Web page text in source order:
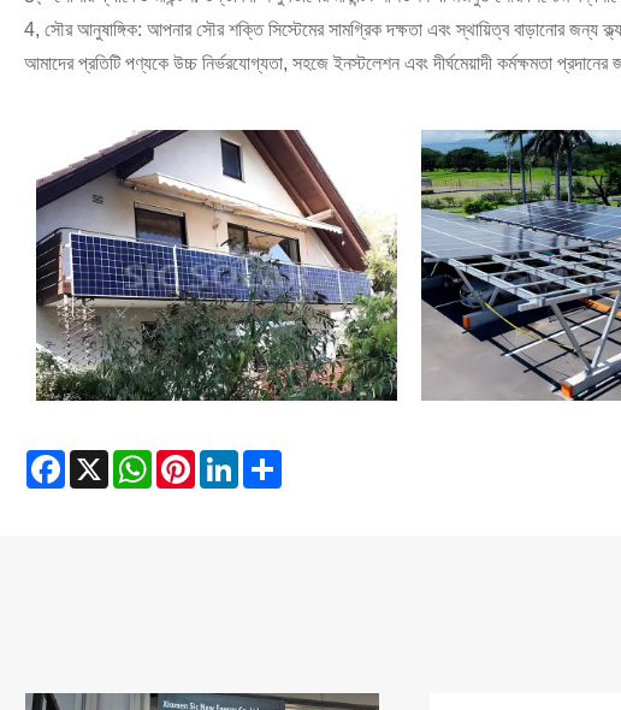
4, সৌর আনুষাঙ্গিক: আপনার সৌর শক্তি সিস্টেমের সামগ্রিক দক্ষতা এবং স্থায়িত্ব বাড়ানোর জন্য
আমাদের প্রতিটি পণ্যকে উচ্চ নির্ভরযোগ্যতা, সহজে ইনস্টলেশন এবং দীর্ঘমেয়াদী কর্মক্ষমতা
Facebook
X WhatsAppPinterestLinkedIn